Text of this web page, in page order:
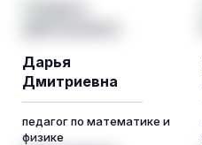
Дарья
Дмитриевна
педагог по математике и
физике